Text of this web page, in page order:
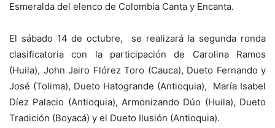
Esmeralda del elenco de Colombia Canta y Encanta.
El sábado 14 de octubre, se realizará la segunda ronda
clasificatoria con la participación de Carolina Ramos
(Huila), John Jairo Flórez Toro (Cauca), Dueto Fernando y
José (Tolima), Dueto Hatogrande (Antioquia), María Isabel
Díez Palacio (Antioquia), Armonizando Dúo (Huila), Dueto
Tradición (Boyacá) y el Dueto Ilusión (Antioquia).